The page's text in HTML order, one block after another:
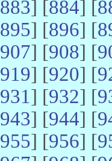
883] [884] [
895] [896] [
907] [908] [
919] [920] [
931] [932] [
943] [944] [
955] [956] [